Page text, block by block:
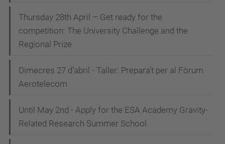
Thursday 28th April – Get ready for the
competition: The University Challenge and the
Regional Prize
Dimecres 27 d'abril - Taller: Prepara't per al Fòrum
Aerotelecom
Until May 2nd - Apply for the ESA Academy Gravity-
Related Research Summer School